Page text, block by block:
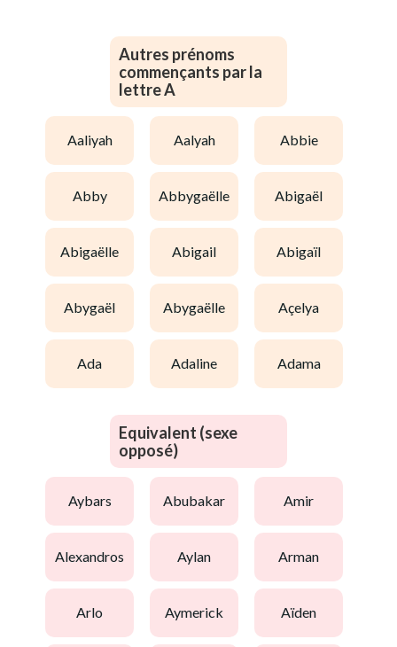
Autres prénoms
commençants par la
lettre A
aaliyah aalyah abbie
abby abbygaëlle abigaël
abigaëlle abigail abigaïl
abygaël abygaëlle açelya
ada adaline adama
Equivalent (sexe
opposé)
aybars abubakar amir
alexandros aylan arman
arlo aymerick aïden